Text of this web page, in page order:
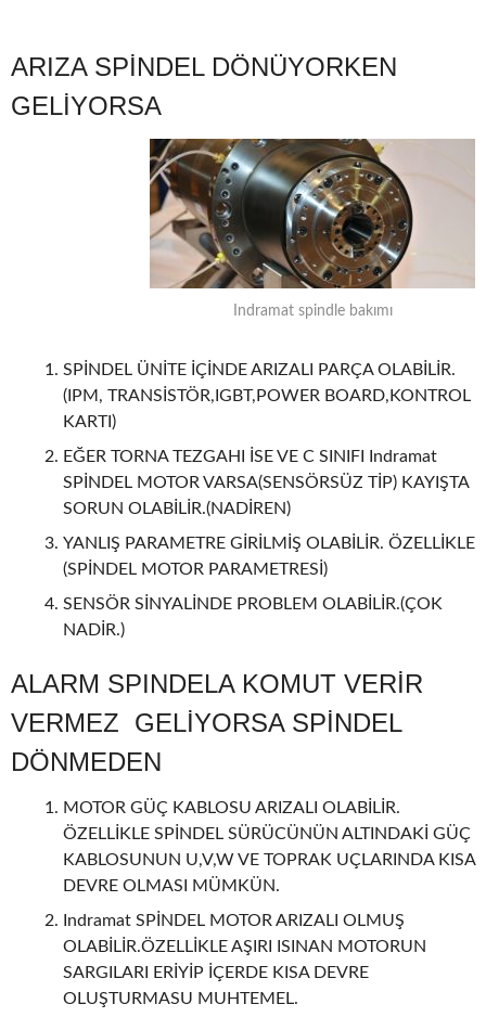
ARIZA SPİNDEL DÖNÜYORKEN
GELİYORSA
Indramat spindle bakımı
SPİNDEL ÜNİTE İÇİNDE ARIZALI PARÇA OLABİLİR.
(IPM, TRANSİSTÖR,IGBT,POWER BOARD,KONTROL
KARTI)
EĞER TORNA TEZGAHI İSE VE C SINIFI Indramat
SPİNDEL MOTOR VARSA(SENSÖRSÜZ TİP) KAYIŞTA
SORUN OLABİLİR.(NADİREN)
YANLIŞ PARAMETRE GİRİLMİŞ OLABİLİR. ÖZELLİKLE
(SPİNDEL MOTOR PARAMETRESİ)
SENSÖR SİNYALİNDE PROBLEM OLABİLİR.(ÇOK
NADİR.)
ALARM SPINDELA KOMUT VERİR
VERMEZ GELİYORSA SPİNDEL
DÖNMEDEN
MOTOR GÜÇ KABLOSU ARIZALI OLABİLİR.
ÖZELLİKLE SPİNDEL SÜRÜCÜNÜN ALTINDAKİ GÜÇ
KABLOSUNUN U,V,W VE TOPRAK UÇLARINDA KISA
DEVRE OLMASI MÜMKÜN.
Indramat SPİNDEL MOTOR ARIZALI OLMUŞ
OLABİLİR.ÖZELLİKLE AŞIRI ISINAN MOTORUN
SARGILARI ERİYİP İÇERDE KISA DEVRE
OLUŞTURMASU MUHTEMEL.